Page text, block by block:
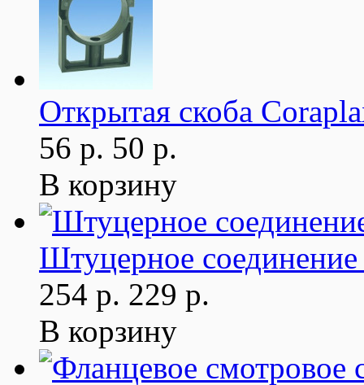
Открытая скоба
56 р. 50 р.
В корзину
Штуцерное
254 р. 229 р.
В корзину